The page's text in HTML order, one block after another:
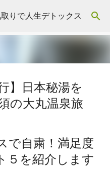
ンテンツに移動
りで人生デトックス
】日本秘湯を
の大丸温泉旅
栃木県 那須
で自粛！満足度
５を紹介します